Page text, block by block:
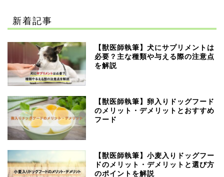
新着記事
【獣医師執筆】犬にサプリメントは
必要？主な種類や与える際の注意点
を解説
【獣医師執筆】卵入りドッグフード
のメリット・デメリットとおすすめ
フード
【獣医師執筆】小麦入りドッグフー
ドのメリット・デメリットと選び方
のポイントを解説